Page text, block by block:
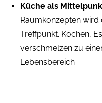
Küche als
Raumkonzepten
Treffpunkt. Kochen,
verschmelzen zu
Lebensbereich